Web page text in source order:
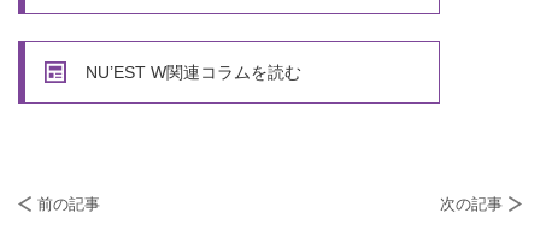
NU’EST W関連コラムを読む
前の記事 次の記事